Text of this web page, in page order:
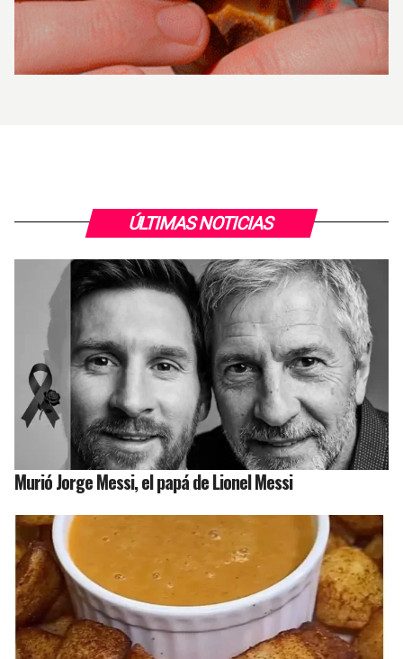
ÚLTIMAS NOTICIAS
Murió Jorge Messi, el papá de Lionel Messi